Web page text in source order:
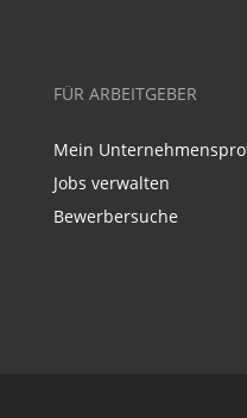
FÜR ARBEITGEBER
Mein
Jobs verwalten
Bewerbersuche